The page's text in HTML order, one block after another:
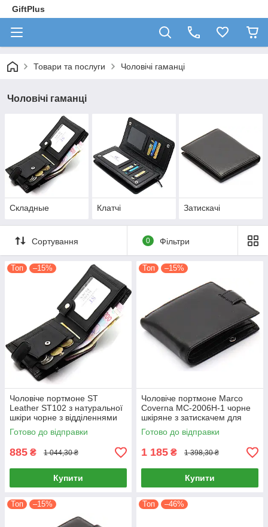
GiftPlus
Товари та послуги Чоловічі гаманці
Чоловічі гаманці
Складные Клатчі Затискачі
Сортування 0 Фільтри
Топ –15%
Чоловіче портмоне ST
Leather ST102 з натуральної
шкіри чорне з відділеннями
для карток та монет
Готово до відправки
885 ₴ 1 044,30 ₴
Купити
Топ –15%
Чоловіче портмоне Marco
Coverna MC-2006H-1 чорне
шкіряне з затискачем для
грошей 3 відділення
Готово до відправки
1 185 ₴ 1 398,30 ₴
Купити
Топ –15% Топ –46%